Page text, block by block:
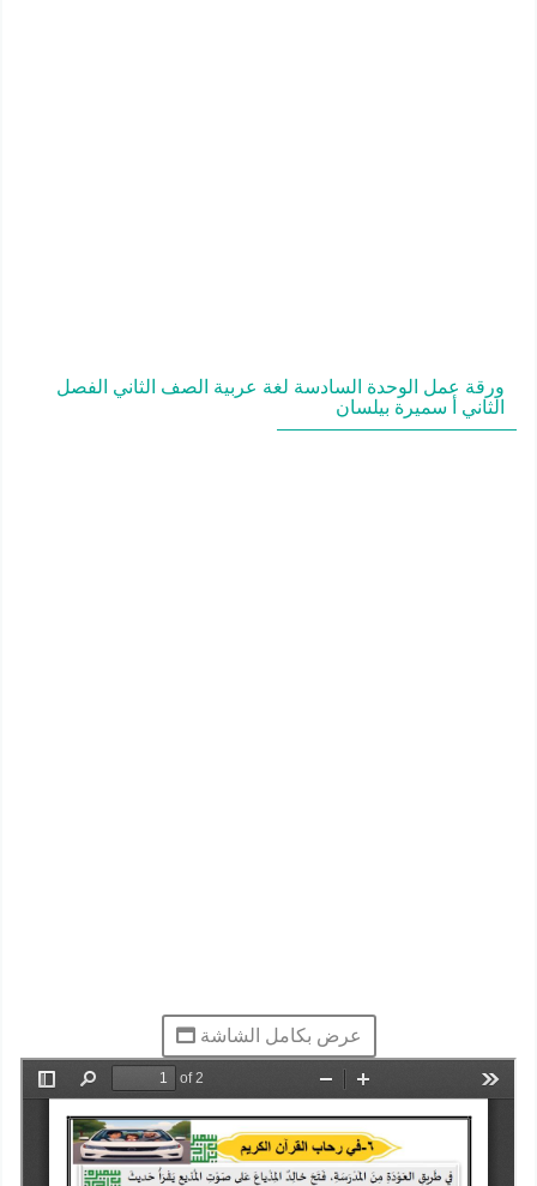
ورقة عمل الوحدة السادسة لغة عربية الصف الثاني الفصل
الثاني أ سميرة بيلسان
عرض بكامل الشاشة